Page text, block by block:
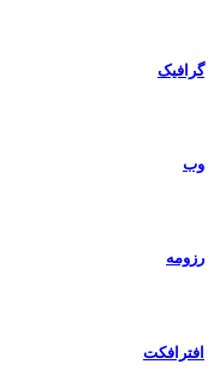
گرافیک
وب
رزومه
افترافکت